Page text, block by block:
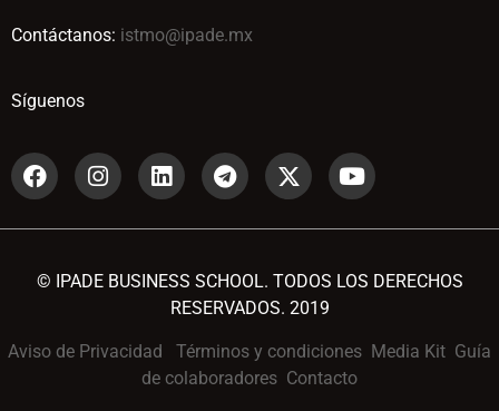
Contáctanos: istmo@ipade.mx
Síguenos
© IPADE BUSINESS SCHOOL. TODOS LOS DERECHOS
RESERVADOS. 2019
Aviso de Privacidad Términos y condiciones Media Kit Guía
de colaboradores Contacto